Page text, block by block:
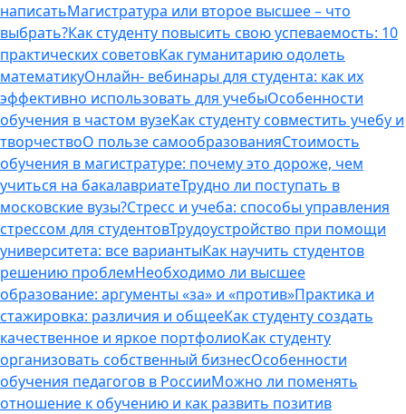
написатьМагистратура или второе высшее – что
выбрать?Как студенту повысить свою успеваемость: 10
практических советовКак гуманитарию одолеть
математикуОнлайн- вебинары для студента: как их
эффективно использовать для учебыОсобенности
обучения в частом вузеКак студенту совместить учебу и
творчествоО пользе самообразованияСтоимость
обучения в магистратуре: почему это дороже, чем
учиться на бакалавриатеТрудно ли поступать в
московские вузы?Стресс и учеба: способы управления
стрессом для студентовТрудоустройство при помощи
университета: все вариантыКак научить студентов
решению проблемНеобходимо ли высшее
образование: аргументы «за» и «против»Практика и
стажировка: различия и общееКак студенту создать
качественное и яркое портфолиоКак студенту
организовать собственный бизнесОсобенности
обучения педагогов в РоссииМожно ли поменять
отношение к обучению и как развить позитив